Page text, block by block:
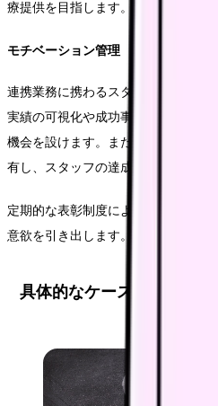
療提供を目指します。
モチベーション管理
連携業務に携わるスタッフのモチベ
実績の可視化や成功事例の共有を通
機会を設けます。また、連携先から
有し、スタッフの達成感とやりがい
定期的な表彰制度により、優れた取
意欲を引き出します。
具体的なケーススタディ